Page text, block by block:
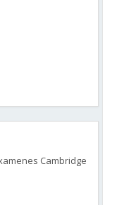
Cambridge